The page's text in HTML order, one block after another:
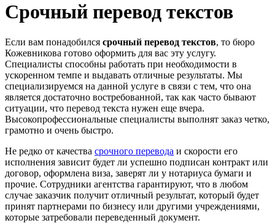
Срочный перевод текстов
Если вам понадобился срочный перевод текстов, то бюро
Кожевникова готово оформить для вас эту услугу.
Специалисты способны работать при необходимости в
ускоренном темпе и выдавать отличные результаты. Мы
специализируемся на данной услуге в связи с тем, что она
является достаточно востребованной, так как часто бывают
ситуации, что перевод текста нужен еще вчера.
Высокопрофессиональные специалисты выполнят заказ четко,
грамотно и очень быстро.
Не редко от качества срочного перевода и скорости его
исполнения зависит будет ли успешно подписан контракт или
договор, оформлена виза, заверят ли у нотариуса бумаги и
прочие. Сотрудники агентства гарантируют, что в любом
случае заказчик получит отличный результат, который будет
принят партнерами по бизнесу или другими учреждениями,
которые затребовали переведенный документ.